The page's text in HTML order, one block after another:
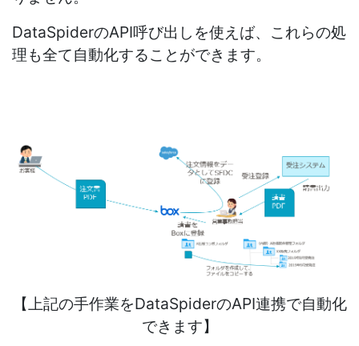
DataSpiderのAPI呼び出しを使えば、これらの処
理も全て自動化することができます。
【上記の手作業をDataSpiderのAPI連携で自動化
できます】